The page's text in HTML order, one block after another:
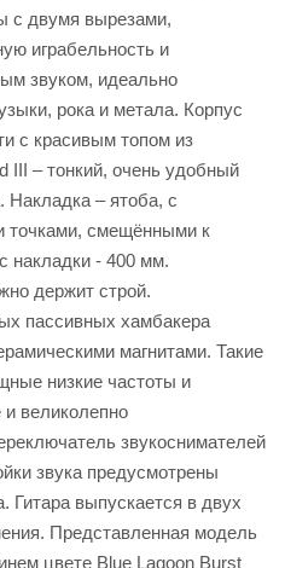
с двумя вырезами,
играбельность и
звуком, идеально
рока и метала. Корпус
с красивым топом из
III – тонкий, очень удобный
Накладка – ятоба, с
точками, смещёнными к
накладки - 400 мм.
держит строй.
пассивных хамбакера
магнитами. Такие
низкие частоты и
и великолепно
звукоснимателей
звука предусмотрены
Гитара выпускается в двух
Представленная модель
цвете Blue Lagoon Burst